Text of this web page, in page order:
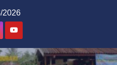
2026